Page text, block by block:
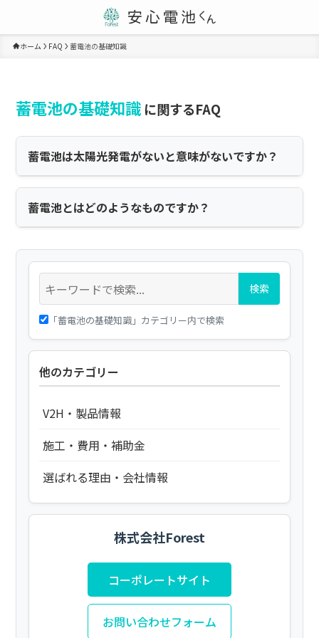
ホーム FAQ 蓄電池の基礎知識
蓄電池の基礎知識 に関するFAQ
蓄電池は太陽光発電がないと意味がないですか？
蓄電池とはどのようなものですか？
検索
「蓄電池の基礎知識」カテゴリー内で検索
他のカテゴリー
V2H・製品情報
施工・費用・補助金
選ばれる理由・会社情報
株式会社Forest
コーポレートサイト
お問い合わせフォーム